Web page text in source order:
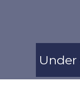
Under